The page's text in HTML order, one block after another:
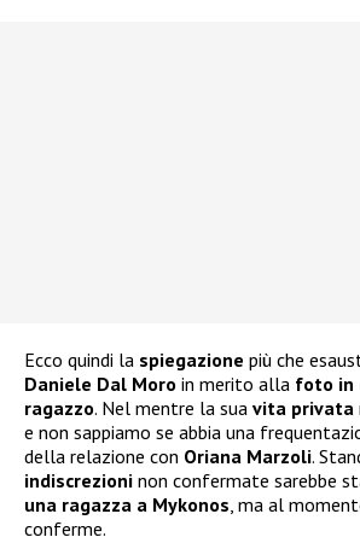
Ecco quindi la spiegazione più che
Daniele Dal Moro in merito alla foto in
ragazzo. Nel mentre la sua vita privata
e non sappiamo se abbia una
della relazione con Oriana Marzoli.
indiscrezioni non confermate sarebbe
una ragazza a Mykonos, ma al
conferme.